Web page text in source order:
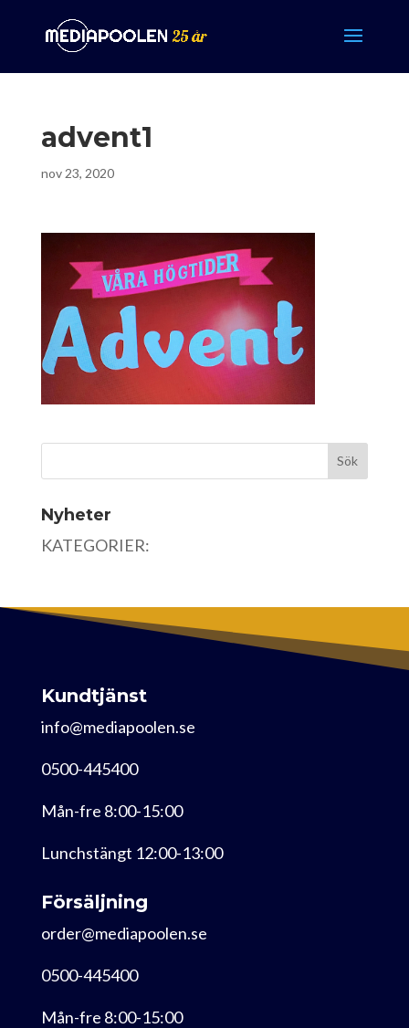
advent1
nov 23, 2020
Nyheter
KATEGORIER:
Kundtjänst
info@mediapoolen.se
0500-445400
Mån-fre 8:00-15:00
Lunchstängt 12:00-13:00
Försäljning
order@mediapoolen.se
0500-445400
Mån-fre 8:00-15:00